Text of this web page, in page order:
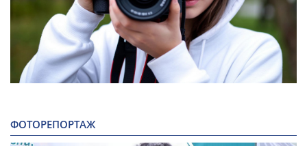
ФОТОРЕПОРТАЖ